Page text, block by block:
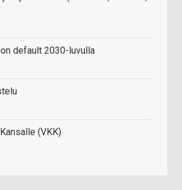
default 2030-luvulla
(VKK)